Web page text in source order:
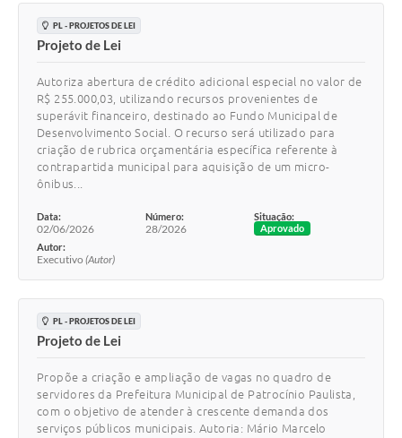
PL - PROJETOS DE LEI
Projeto de Lei
Autoriza abertura de crédito adicional especial no valor de
R$ 255.000,03, utilizando recursos provenientes de
superávit financeiro, destinado ao Fundo Municipal de
Desenvolvimento Social. O recurso será utilizado para
criação de rubrica orçamentária específica referente à
contrapartida municipal para aquisição de um micro-
ônibus...
Data:
02/06/2026
Número:
28/2026
Situação:
Aprovado
Autor:
Executivo (Autor)
PL - PROJETOS DE LEI
Projeto de Lei
Propõe a criação e ampliação de vagas no quadro de
servidores da Prefeitura Municipal de Patrocínio Paulista,
com o objetivo de atender à crescente demanda dos
serviços públicos municipais. Autoria: Mário Marcelo